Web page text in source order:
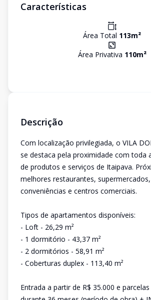
Características
Área Total 113m²
Área Privativa 110m²
Descrição
Com localização privilegiada, o VILA
se destaca pela proximidade com toda
de produtos e serviços de Itaipava.
melhores restaurantes,
conveniências e centros comerciais.
Tipos de apartamentos disponíveis:
- Loft - 26,29 m²
- 1 dormitório - 43,37 m²
- 2 dormitórios - 58,91 m²
- Coberturas duplex - 113,40 m²
Entrada a partir de R$ 35.000 e parcelas